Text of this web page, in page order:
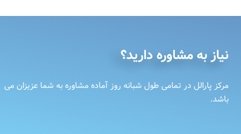
نیاز به مشاوره دارید؟
مرکز پارالل در تمامی طول شبانه روز آماده مشاوره به شما عزیزان می
باشد.